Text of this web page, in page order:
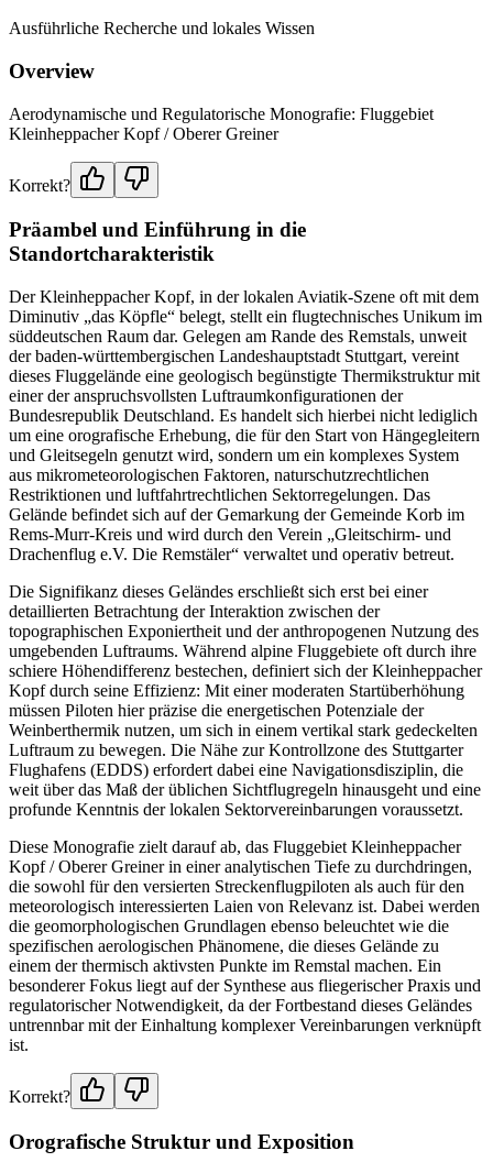
Ausführliche Recherche und lokales Wissen
Overview
Aerodynamische und Regulatorische Monografie: Fluggebiet
Kleinheppacher Kopf / Oberer Greiner
Korrekt?
Präambel und Einführung in die
Standortcharakteristik
Der Kleinheppacher Kopf, in der lokalen Aviatik-Szene oft mit dem
Diminutiv „das Köpfle“ belegt, stellt ein flugtechnisches Unikum im
süddeutschen Raum dar. Gelegen am Rande des Remstals, unweit
der baden-württembergischen Landeshauptstadt Stuttgart, vereint
dieses Fluggelände eine geologisch begünstigte Thermikstruktur mit
einer der anspruchsvollsten Luftraumkonfigurationen der
Bundesrepublik Deutschland. Es handelt sich hierbei nicht lediglich
um eine orografische Erhebung, die für den Start von Hängegleitern
und Gleitsegeln genutzt wird, sondern um ein komplexes System
aus mikrometeorologischen Faktoren, naturschutzrechtlichen
Restriktionen und luftfahrtrechtlichen Sektorregelungen. Das
Gelände befindet sich auf der Gemarkung der Gemeinde Korb im
Rems-Murr-Kreis und wird durch den Verein „Gleitschirm- und
Drachenflug e.V. Die Remstäler“ verwaltet und operativ betreut.
Die Signifikanz dieses Geländes erschließt sich erst bei einer
detaillierten Betrachtung der Interaktion zwischen der
topographischen Exponiertheit und der anthropogenen Nutzung des
umgebenden Luftraums. Während alpine Fluggebiete oft durch ihre
schiere Höhendifferenz bestechen, definiert sich der Kleinheppacher
Kopf durch seine Effizienz: Mit einer moderaten Startüberhöhung
müssen Piloten hier präzise die energetischen Potenziale der
Weinberthermik nutzen, um sich in einem vertikal stark gedeckelten
Luftraum zu bewegen. Die Nähe zur Kontrollzone des Stuttgarter
Flughafens (EDDS) erfordert dabei eine Navigationsdisziplin, die
weit über das Maß der üblichen Sichtflugregeln hinausgeht und eine
profunde Kenntnis der lokalen Sektorvereinbarungen voraussetzt.
Diese Monografie zielt darauf ab, das Fluggebiet Kleinheppacher
Kopf / Oberer Greiner in einer analytischen Tiefe zu durchdringen,
die sowohl für den versierten Streckenflugpiloten als auch für den
meteorologisch interessierten Laien von Relevanz ist. Dabei werden
die geomorphologischen Grundlagen ebenso beleuchtet wie die
spezifischen aerologischen Phänomene, die dieses Gelände zu
einem der thermisch aktivsten Punkte im Remstal machen. Ein
besonderer Fokus liegt auf der Synthese aus fliegerischer Praxis und
regulatorischer Notwendigkeit, da der Fortbestand dieses Geländes
untrennbar mit der Einhaltung komplexer Vereinbarungen verknüpft
ist.
Korrekt?
Orografische Struktur und Exposition